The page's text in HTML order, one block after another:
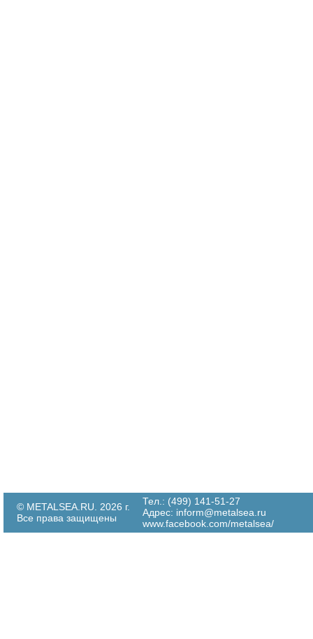
© METALSEA.RU. 2026 г.
Все права защищены
Тел.: (499) 141-51-27
Адрес: inform@metalsea.ru
www.facebook.com/metalsea/